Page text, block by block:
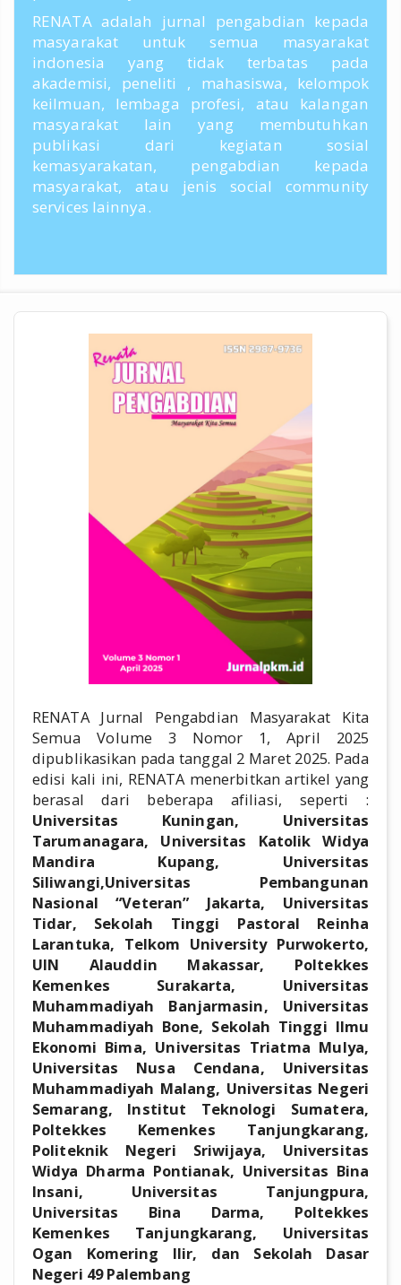
RENATA adalah jurnal pengabdian kepada
masyarakat untuk semua masyarakat
indonesia yang tidak terbatas pada
akademisi, peneliti , mahasiswa, kelompok
keilmuan, lembaga profesi, atau kalangan
masyarakat lain yang membutuhkan
publikasi dari kegiatan sosial
kemasyarakatan, pengabdian kepada
masyarakat, atau jenis social community
services lainnya.
RENATA Jurnal Pengabdian Masyarakat Kita
Semua Volume 3 Nomor 1, April 2025
dipublikasikan pada tanggal 2 Maret 2025. Pada
edisi kali ini, RENATA menerbitkan artikel yang
berasal dari beberapa afiliasi, seperti :
Universitas Kuningan, Universitas
Tarumanagara, Universitas Katolik Widya
Mandira Kupang, Universitas
Siliwangi,Universitas Pembangunan
Nasional “Veteran” Jakarta, Universitas
Tidar, Sekolah Tinggi Pastoral Reinha
Larantuka, Telkom University Purwokerto,
UIN Alauddin Makassar, Poltekkes
Kemenkes Surakarta, Universitas
Muhammadiyah Banjarmasin, Universitas
Muhammadiyah Bone, Sekolah Tinggi Ilmu
Ekonomi Bima, Universitas Triatma Mulya,
Universitas Nusa Cendana, Universitas
Muhammadiyah Malang, Universitas Negeri
Semarang, Institut Teknologi Sumatera,
Poltekkes Kemenkes Tanjungkarang,
Politeknik Negeri Sriwijaya, Universitas
Widya Dharma Pontianak, Universitas Bina
Insani, Universitas Tanjungpura,
Universitas Bina Darma, Poltekkes
Kemenkes Tanjungkarang, Universitas
Ogan Komering Ilir, dan Sekolah Dasar
Negeri 49 Palembang